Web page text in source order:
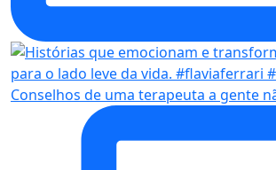
Conselhos de uma terapeuta a gente